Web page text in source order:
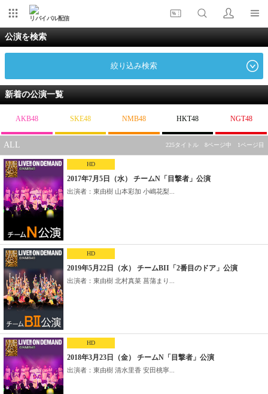
リバイバル配信
公演を検索
絞り込み検索
新着の公演一覧
AKB48 SKE48 NMB48 HKT48 NGT48
ALL 225タイトル 8ページ中 1ページ目
HD
2017年7月5日（水） チームN「目撃者」公演
出演者：東由樹 山本彩加 小嶋花梨...
HD
2019年5月22日（水） チームBII「2番目のドア」公演
出演者：東由樹 北村真菜 菖蒲まり...
HD
2018年3月23日（金） チームN「目撃者」公演
出演者：東由樹 清水里香 安田桃寧...